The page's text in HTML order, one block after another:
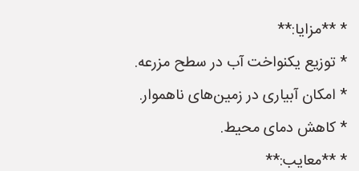
* **مزایا:**
* توزیع یکنواخت آب در سطح مزرعه.
* امکان آبیاری در زمین‌های ناهموار.
* کاهش دمای محیط.
* **معایب:**